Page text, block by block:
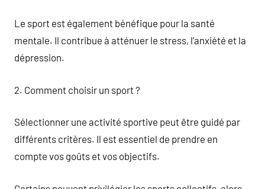
Le sport est également bénéfique pour la santé
mentale. Il contribue à atténuer le stress, l’anxiété et la
dépression.
2. Comment choisir un sport ?
Sélectionner une activité sportive peut être guidé par
différents critères. Il est essentiel de prendre en
compte vos goûts et vos objectifs.